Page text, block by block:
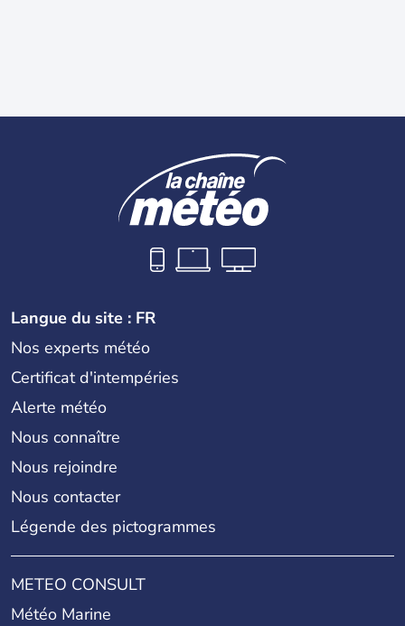
Langue du site : FR
Nos experts météo
Certificat d'intempéries
Alerte météo
Nous connaître
Nous rejoindre
Nous contacter
Légende des pictogrammes
METEO CONSULT
Météo Marine